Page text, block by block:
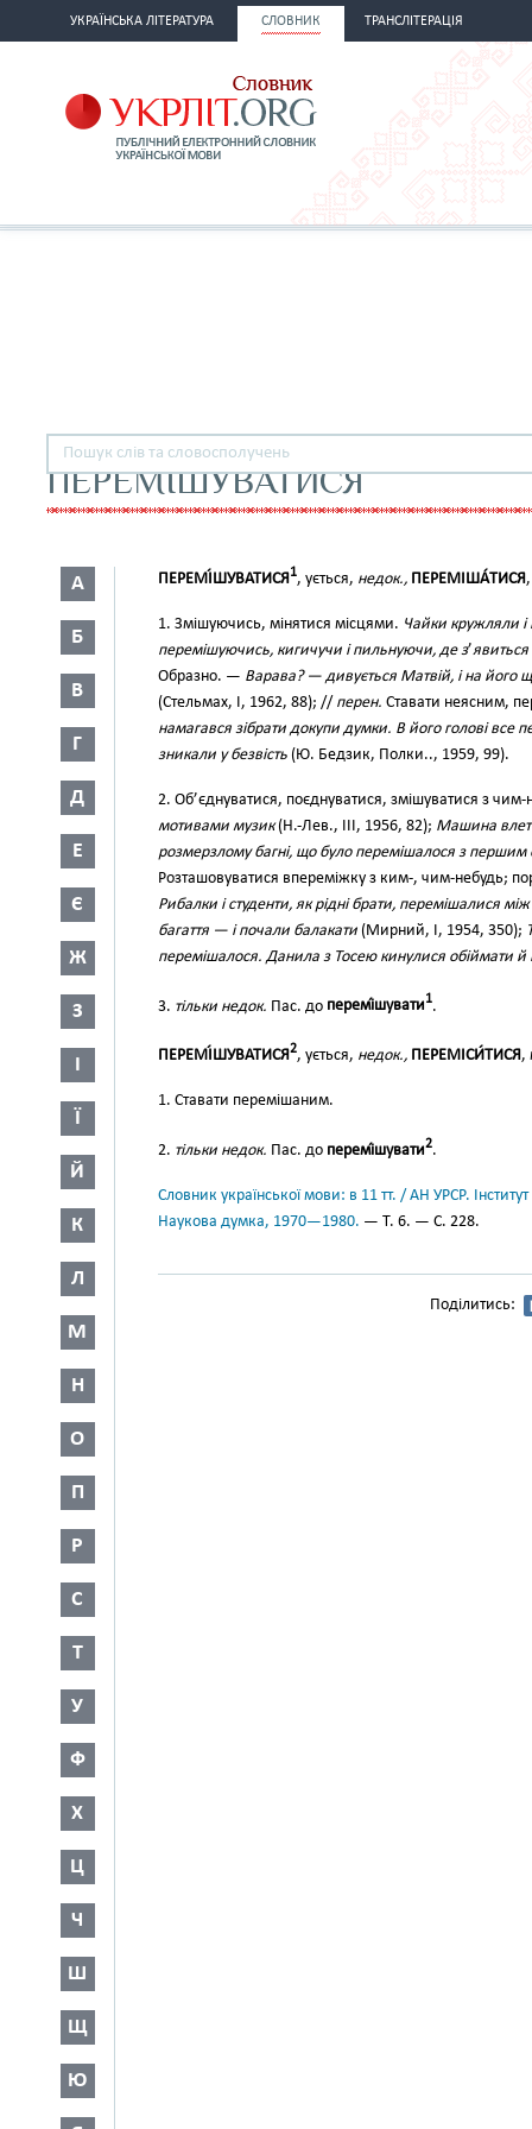
УКРАЇНСЬКА ЛІТЕРАТУРА СЛОВНИК ТРАНСЛІТЕРАЦІЯ
ПЕРЕМІШУВАТИСЯ
А
Б
В
Г
Д
Е
Є
Ж
З
І
Ї
Й
К
Л
М
Н
О
П
Р
С
Т
У
Ф
Х
Ц
Ч
Ш
Щ
Ю
ПЕРЕМІ́ШУВАТИСЯ1, ується, недок., ПЕРЕМІША́ТИСЯ
1. Змішуючись, мінятися місцями. Чайки кружляли
перемішуючись, кигичучи і пильнуючи, де з’
Образно. — Варава? — дивується Матвій, і на його
(Стельмах, І, 1962, 88); // перен. Ставати неясним,
намагався зібрати докупи думки. В його голові все
зникали у безвість (Ю. Бедзик, Полки.., 1959, 99).
2. Об’єднуватися, поєднуватися, змішуватися з
мотивами музик(Н.-Лев., III, 1956, 82); Машина
розмерзлому багні, що було перемішалося з першим
Розташовуватися впереміжку з ким-, чим-небудь;
Рибалки і студенти, як рідні брати, перемішалися
багаття — і почали балакати (Мирний, І, 1954, 350);
перемішалося. Данила з Тосею кинулися обіймати й
3. тільки недок. Пас. до перемі́шувати1.
ПЕРЕМІ́ШУВАТИСЯ2, ується, недок., ПЕРЕМІСИ́ТИСЯ ,
1. Ставати перемішаним.
2. тільки недок. Пас. до перемі́шувати2.
Словник української мови: в 11 тт. / АН УРСР.
Наукова думка, 1970—1980. — Т. 6. — С. 228.
Поділитись: